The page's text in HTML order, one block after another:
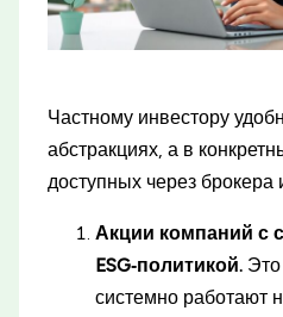
Частному инвестору
абстракциях, а в
доступных через брокера
Акции компаний с
ESG‑политикой.
системно работают